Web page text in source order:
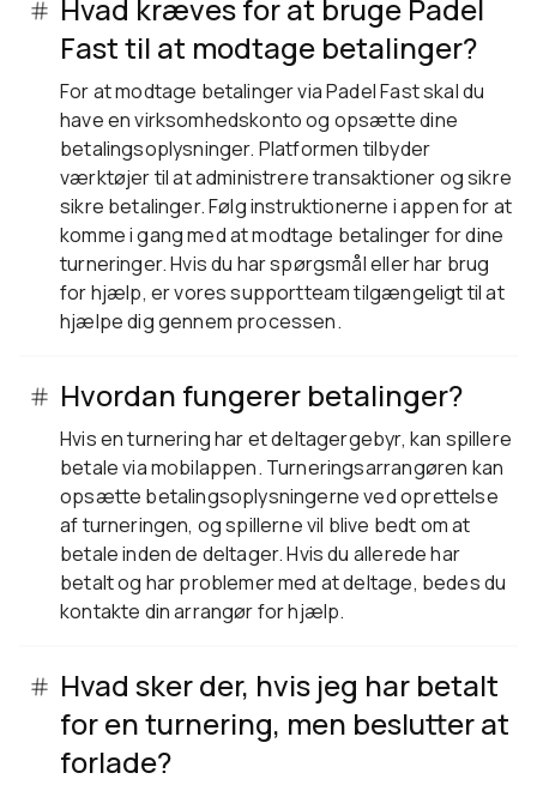
Hvad kræves for at bruge Padel
Fast til at modtage betalinger?
For at modtage betalinger via Padel Fast skal du
have en virksomhedskonto og opsætte dine
betalingsoplysninger. Platformen tilbyder
værktøjer til at administrere transaktioner og sikre
sikre betalinger. Følg instruktionerne i appen for at
komme i gang med at modtage betalinger for dine
turneringer. Hvis du har spørgsmål eller har brug
for hjælp, er vores supportteam tilgængeligt til at
hjælpe dig gennem processen.
Hvordan fungerer betalinger?
Hvis en turnering har et deltagergebyr, kan spillere
betale via mobilappen. Turneringsarrangøren kan
opsætte betalingsoplysningerne ved oprettelse
af turneringen, og spillerne vil blive bedt om at
betale inden de deltager. Hvis du allerede har
betalt og har problemer med at deltage, bedes du
kontakte din arrangør for hjælp.
Hvad sker der, hvis jeg har betalt
for en turnering, men beslutter at
forlade?